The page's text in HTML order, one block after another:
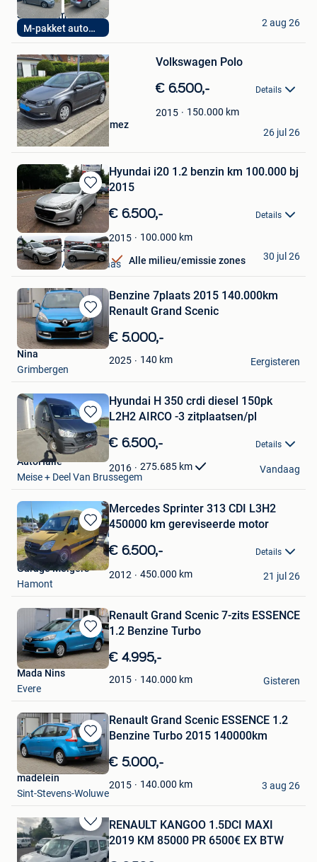
M-pakket automaat
S&D automotive bv
Hasselt
2 aug 26
in
Mijn
Favorieten
Volkswagen Polo
€ 6.500,- Details
2015 150.000 km
Bugra Konur Alp Dönmez
Sint-Amands
26 jul 26
Bewaren
in
Mijn
Favorieten
Hyundai i20 1.2 benzin km 100.000 bj
2015
€ 6.500,- Details
2015 100.000 km
Alle milieu/emissie zones
Mehmet Kaya
Mechelen-Aan-De-Maas
30 jul 26
Bewaren
in
Mijn
Favorieten
Benzine 7plaats 2015 140.000km
Renault Grand Scenic
€ 5.000,-
2025 140 km
Nina
Grimbergen
Eergisteren
Bewaren
in
Mijn
Favorieten
Hyundai H 350 crdi diesel 150pk
L2H2 AIRCO -3 zitplaatsen/pl
€ 6.500,- Details
2016 275.685 km
AutoHalle
Meise + Deel Van Brussegem
Vandaag
Bewaren
in
Mijn
Favorieten
Mercedes Sprinter 313 CDI L3H2
450000 km gereviseerde motor
€ 6.500,- Details
2012 450.000 km
Garage Melgers
Hamont
21 jul 26
Bewaren
in
Mijn
Favorieten
Renault Grand Scenic 7-zits ESSENCE
1.2 Benzine Turbo
€ 4.995,-
2015 140.000 km
Mada Nins
Evere
Gisteren
Bewaren
in
Mijn
Favorieten
Renault Grand Scenic ESSENCE 1.2
Benzine Turbo 2015 140000km
€ 5.000,-
2015 140.000 km
madelein
Sint-Stevens-Woluwe
3 aug 26
Bewaren
in
Mijn
RENAULT KANGOO 1.5DCI MAXI
2019 KM 85000 PR 6500€ EX BTW